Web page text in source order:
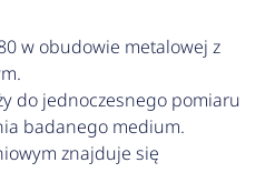
w obudowie metalowej z
do jednoczesnego pomiaru
badanego medium.
znajduje się